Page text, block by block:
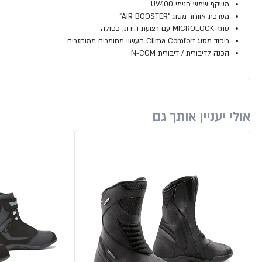
משקף שמש פנימי UV400
מערכת אוורור מסוג "AIR BOOSTER"
סוגר MICROLOCK עם רצועת הידוק כפולה
ריפוד מסוג Clima Comfort העשוי מחומרים ממוחזרים
הכנה לדיבורית / דיבורית N-COM
אולי יעניין אותך גם